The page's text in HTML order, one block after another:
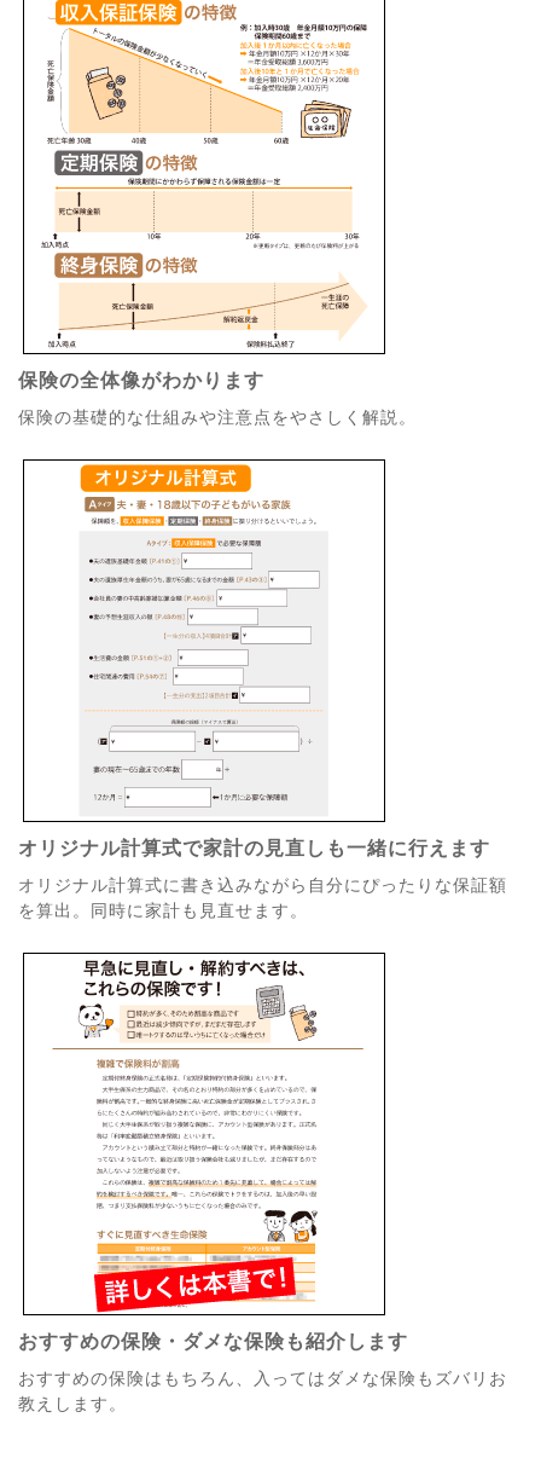
保険の全体像がわかります
保険の基礎的な仕組みや注意点をやさしく解説。
オリジナル計算式で家計の見直しも一緒に行えます
オリジナル計算式に書き込みながら自分にぴったりな保証額
を算出。同時に家計も見直せます。
おすすめの保険・ダメな保険も紹介します
おすすめの保険はもちろん、入ってはダメな保険もズバリお
教えします。